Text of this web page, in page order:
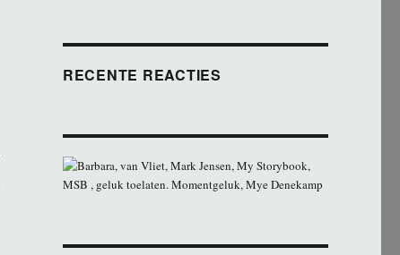
RECENTE REACTIES